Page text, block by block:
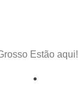
Estão aqui!